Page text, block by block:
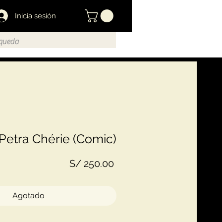
Inicia sesión
Petra Chérie (Comic)
S/ 250.00Precio
Agotado